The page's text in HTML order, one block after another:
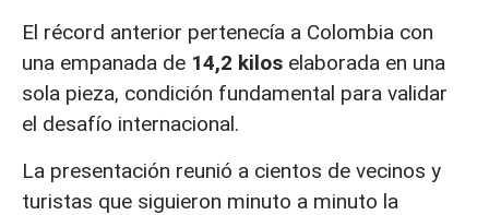
El récord anterior pertenecía a Colombia con
una empanada de 14,2 kilos elaborada en una
sola pieza, condición fundamental para validar
el desafío internacional.
La presentación reunió a cientos de vecinos y
turistas que siguieron minuto a minuto la